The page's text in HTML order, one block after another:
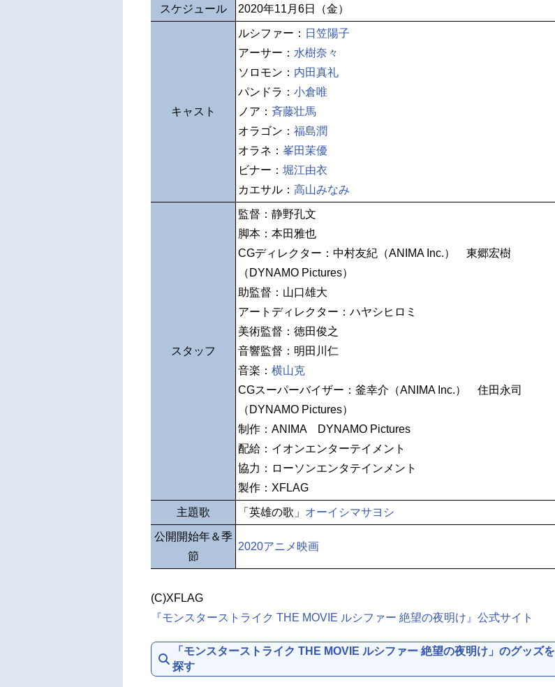
スケジュール 2020年11月6日（金）
キャスト
ルシファー： 日笠陽子
アーサー： 水樹奈々
ソロモン： 内田真礼
パンドラ： 小倉唯
ノア： 斉藤壮馬
オラゴン： 福島潤
オラネ： 峯田茉優
ビナー： 堀江由衣
カエサル： 高山みなみ
スタッフ
監督：静野孔文
脚本：本田雅也
CGディレクター：中村友紀（ANIMA Inc.） 東郷宏樹
（DYNAMO Pictures）
助監督：山口雄大
アートディレクター：ハヤシヒロミ
美術監督：徳田俊之
音響監督：明田川仁
音楽： 横山克
CGスーパーバイザー：釜幸介（ANIMA Inc.） 住田永司
（DYNAMO Pictures）
制作：ANIMA DYNAMO Pictures
配給：イオンエンターテイメント
協力：ローソンエンタテインメント
製作：XFLAG
主題歌 「英雄の歌」 オーイシマサヨシ
公開開始年＆季
節
2020アニメ映画
(C)XFLAG
『モンスターストライク THE MOVIE ルシファー 絶望の夜明け』公式サイト
「モンスターストライク THE MOVIE ルシファー 絶望の夜明け」のグッズを
探す